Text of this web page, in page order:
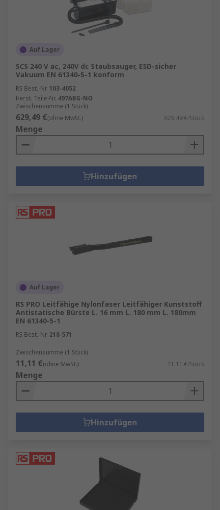
Auf Lager
SCS 240 V ac, 240V dc Staubsauger, ESD-sicher
Vakuum EN 61340-5-1 konform
RS Best.-Nr. 103-4052
Herst. Teile-Nr. 497ABG-NO
Zwischensumme (1 Stück)
629,49 €(ohne MwSt.) 629,49 €/Stück
Menge
Hinzufügen
Auf Lager
RS PRO Leitfähige Nylonfaser Leitfähiger Kunststoff
Antistatische Bürste L. 16 mm L. 180 mm L. 180mm
EN 61340-5-1
RS Best.-Nr. 218-571
Zwischensumme (1 Stück)
11,11 €(ohne MwSt.) 11,11 €/Stück
Menge
Hinzufügen